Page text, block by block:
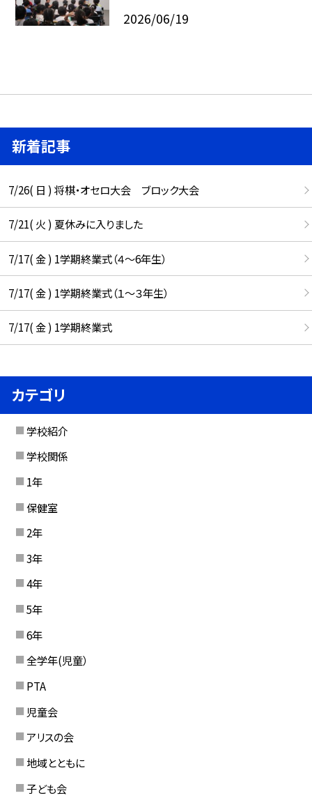
2026/06/19
新着記事
7/26( 日 ) 将棋・オセロ大会 ブロック大会
7/21( 火 ) 夏休みに入りました
7/17( 金 ) 1学期終業式（４～6年生）
7/17( 金 ) 1学期終業式（１～３年生）
7/17( 金 ) 1学期終業式
カテゴリ
学校紹介
学校関係
1年
保健室
2年
3年
4年
5年
6年
全学年(児童）
PTA
児童会
アリスの会
地域とともに
子ども会